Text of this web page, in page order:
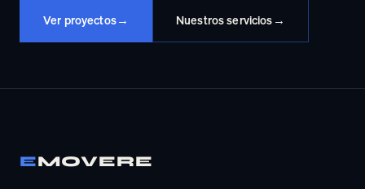
Ver proyectos→ Nuestros servicios→
EMOVERE